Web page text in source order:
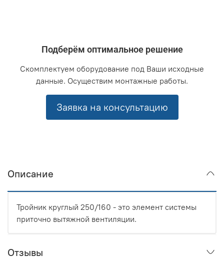
Подберём оптимальное решение
Скомплектуем оборудование под Ваши исходные
данные. Осуществим монтажные работы.
Заявка на консультацию
Описание
Тройник круглый 250/160 - это элемент системы
приточно вытяжной вентиляции.
Отзывы